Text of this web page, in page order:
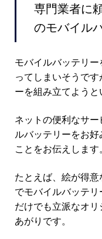
専門業者に
のモバイル
モバイルバッテリ
ってしまいそうで
ーを組み立てようと
ネットの便利なサ
ルバッテリーをお
ことをお伝えします。
たとえば、絵が得
でモバイルバッテリ
だけでも立派なオ
あがりです。